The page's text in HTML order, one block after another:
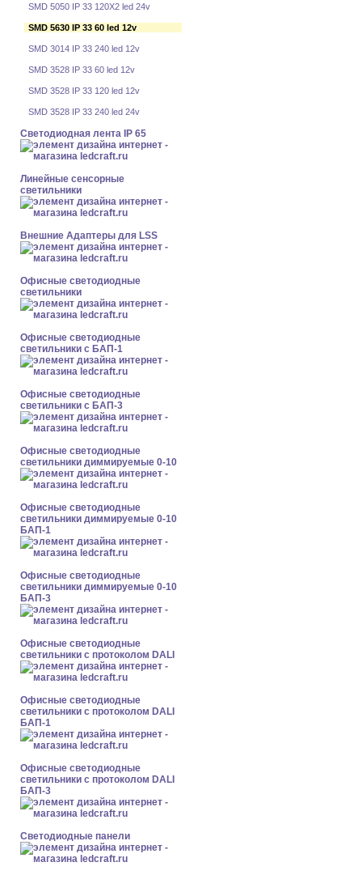
SMD 5050 IP 33 120X2 led 24v
SMD 5630 IP 33 60 led 12v
SMD 3014 IP 33 240 led 12v
SMD 3528 IP 33 60 led 12v
SMD 3528 IP 33 120 led 12v
SMD 3528 IP 33 240 led 24v
Светодиодная лента IP 65
Линейные сенсорные
светильники
Внешние Адаптеры для LSS
Офисные светодиодные
светильники
Офисные светодиодные
светильники с БАП-1
Офисные светодиодные
светильники с БАП-3
Офисные светодиодные
светильники диммируемые 0-10
Офисные светодиодные
светильники диммируемые 0-10
БАП-1
Офисные светодиодные
светильники диммируемые 0-10
БАП-3
Офисные светодиодные
светильники с протоколом DALI
Офисные светодиодные
светильники с протоколом DALI
БАП-1
Офисные светодиодные
светильники с протоколом DALI
БАП-3
Cветодиодные панели